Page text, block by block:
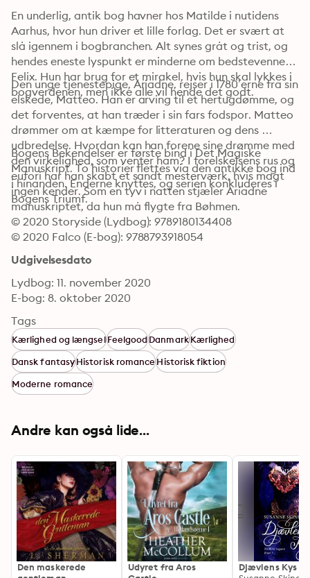
En underlig, antik bog havner hos Matilde i nutidens
Aarhus, hvor hun driver et lille forlag. Det er svært at
slå igennem i bogbranchen. Alt synes gråt og trist, og
hendes eneste lyspunkt er minderne om bedstevennen,
Felix. Hun har brug for et mirakel, hvis hun skal lykkes i
bogverdenen, men ikke alle vil hende det godt.
Den unge tjenestepige, Ariadne, rejser i 1780’erne fra sin
elskede, Matteo. Han er arving til et hertugdømme, og
det forventes, at han træder i sin fars fodspor. Matteo
drømmer om at kæmpe for litteraturen og dens
udbredelse. Hvordan kan han forene sine drømme med
den virkelighed, som venter ham? I forelskelsens rus og
eufori har han skabt et sandt mesterværk, hvis magt
ingen kender. Som en tyv i natten stjæler Ariadne
Bogens Bekendelser er første bind i Det Magiske
Manuskript. To historier flettes via den antikke bog ind
i hinanden. Enderne knyttes, og serien konkluderes i
Bogens Triumf.
© 2020 Storyside (Lydbog): 9789180134408
© 2020 Falco (E-bog): 9788793918054
Udgivelsesdato
Lydbog: 11. november 2020
E-bog: 8. oktober 2020
Tags
Kærlighed og længselFeelgoodDanmarkKærlighed
Dansk fantasyHistorisk romanceHistorisk fiktion
Moderne romance
Andre kan også lide...
Den maskerede
Udyret fra Aros
Djævlens Kys